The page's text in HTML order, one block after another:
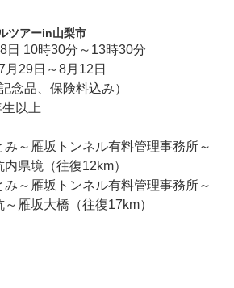
ツアーin山梨市
日 10時30分～13時30分
月29日～8月12日
念品、保険料込み）
以上
み～雁坂トンネル有料管理事務所～
県境（往復12km）
み～雁坂トンネル有料管理事務所～
雁坂大橋（往復17km）